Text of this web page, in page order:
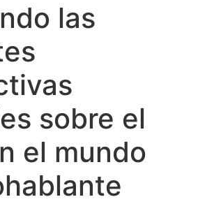
las
sobre el
el mundo